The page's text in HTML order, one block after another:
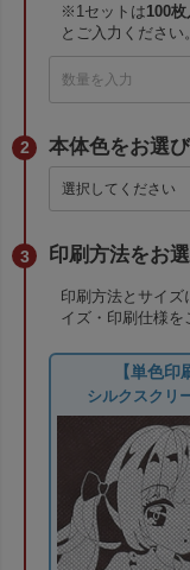
※1セットは100枚
とご入力ください
本体色をお選
印刷方法をお
印刷方法とサイズ
イズ・印刷仕様を
【単色印
シルクスクリ